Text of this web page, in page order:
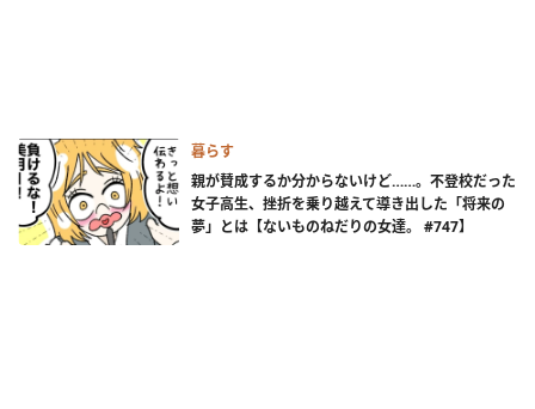
暮らす
親が賛成するか分からないけど……。不登校だった
女子高生、挫折を乗り越えて導き出した「将来の
夢」とは【ないものねだりの女達。 #747】